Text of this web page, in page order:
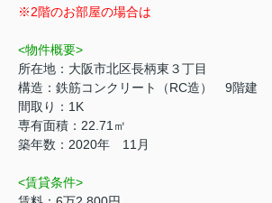
※2階のお部屋の場合は
<物件概要>
所在地：大阪市北区長柄東３丁目
構造：鉄筋コンクリート（RC造） 9階建
間取り：1K
専有面積：22.71㎡
築年数：2020年 11月
<賃貸条件>